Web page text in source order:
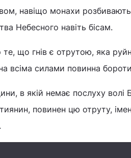
навіщо монахи
Небесного навіть бісам.
що гнів є отрутою, яка
всіма силами повинна
в якій немає послуху волі
повинен цю отруту,